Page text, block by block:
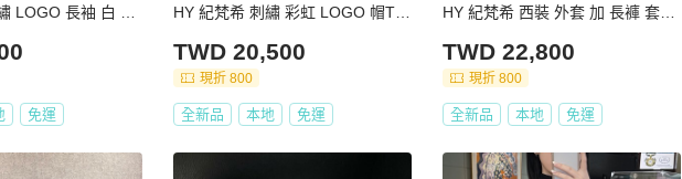
LOGO 長袖 白 現
免運
HY 紀梵希 刺繡 彩虹 LOGO 帽T
TWD 20,500
現折 800
全新品 本地 免運
HY 紀梵希 西裝 外套 加 長褲 套裝
TWD 22,800
現折 800
全新品 本地 免運